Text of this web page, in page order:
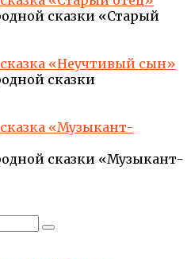
сказки «Старый
«Неучтивый сын»
сказки
«Музыкант-
сказки «Музыкант-